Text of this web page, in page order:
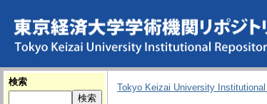
検索
Tokyo Keizai University